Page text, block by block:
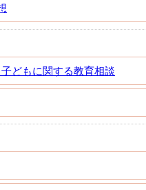
どもに関する教育相談